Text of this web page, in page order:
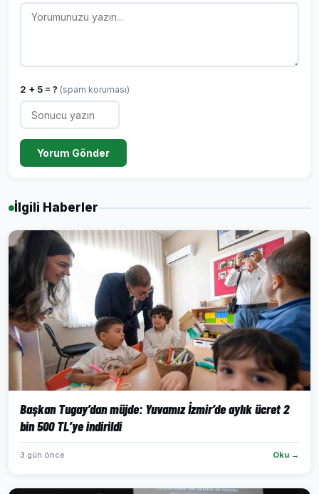
2 + 5 = ? (spam koruması)
Yorum Gönder
İlgili Haberler
Başkan Tugay’dan müjde: Yuvamız İzmir’de aylık ücret 2
bin 500 TL’ye indirildi
3 gün önce Oku →